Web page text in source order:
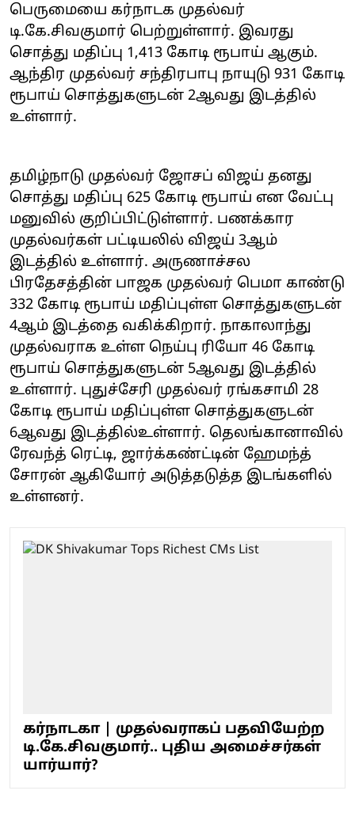
பெருமையை கர்நாடக முதல்வர்
டி.கே.சிவகுமார் பெற்றுள்ளார். இவரது
சொத்து மதிப்பு 1,413 கோடி ரூபாய் ஆகும்.
ஆந்திர முதல்வர் சந்திரபாபு நாயுடு 931 கோடி
ரூபாய் சொத்துகளுடன் 2ஆவது இடத்தில்
உள்ளார்.
தமிழ்நாடு முதல்வர் ஜோசப் விஜய் தனது
சொத்து மதிப்பு 625 கோடி ரூபாய் என வேட்பு
மனுவில் குறிப்பிட்டுள்ளார். பணக்கார
முதல்வர்கள் பட்டியலில் விஜய் 3ஆம்
இடத்தில் உள்ளார். அருணாச்சல
பிரதேசத்தின் பாஜக முதல்வர் பெமா காண்டு
332 கோடி ரூபாய் மதிப்புள்ள சொத்துகளுடன்
4ஆம் இடத்தை வகிக்கிறார். நாகாலாந்து
முதல்வராக உள்ள நெய்பு ரியோ 46 கோடி
ரூபாய் சொத்துகளுடன் 5ஆவது இடத்தில்
உள்ளார். புதுச்சேரி முதல்வர் ரங்கசாமி 28
கோடி ரூபாய் மதிப்புள்ள சொத்துகளுடன்
6ஆவது இடத்தில்உள்ளார். தெலங்கானாவில்
ரேவந்த் ரெட்டி, ஜார்க்கண்ட்டின் ஹேமந்த்
சோரன் ஆகியோர் அடுத்தடுத்த இடங்களில்
உள்ளனர்.
கர்நாடகா | முதல்வராகப் பதவியேற்ற
டி.கே.சிவகுமார்.. புதிய அமைச்சர்கள்
யார்யார்?